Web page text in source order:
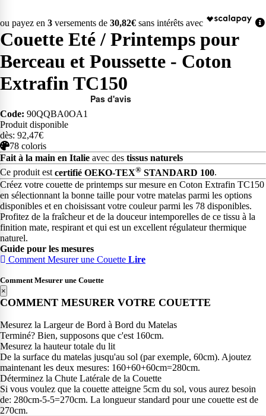
ou payez en 3 versements de 30,82€ sans intérêts avec
Couette Eté / Printemps pour
Berceau et Poussette - Coton
Extrafin TC150
Code: 90QQBA0OA1
Produit disponible
dès: 92,47€
78 coloris
Fait à la main en Italie avec des tissus naturels
Ce produit estcertifié OEKO-TEX® STANDARD 100.
Créez votre couette de printemps sur mesure en Coton Extrafin TC150
en sélectionnant la bonne taille pour votre matelas parmi les options
disponibles et en choisissant votre couleur parmi les 78 disponibles.
Profitez de la fraîcheur et de la douceur intemporelles de ce tissu à la
finition mate, respirant et qui est un excellent régulateur thermique
naturel.
Guide pour les mesures
Comment Mesurer une Couette Lire
Comment Mesurer une Couette
×
COMMENT MESURER VOTRE COUETTE
Mesurez la Largeur de Bord à Bord du Matelas
Terminé? Bien, supposons que c'est 160cm.
Mesurez la hauteur totale du lit
De la surface du matelas jusqu'au sol (par exemple, 60cm). Ajoutez
maintenant les deux mesures: 160+60+60cm=280cm.
Déterminez la Chute Latérale de la Couette
Si vous voulez que la couette atteigne 5cm du sol, vous aurez besoin
de: 280cm-5-5=270cm. La longueur standard pour une couette est de
270cm.